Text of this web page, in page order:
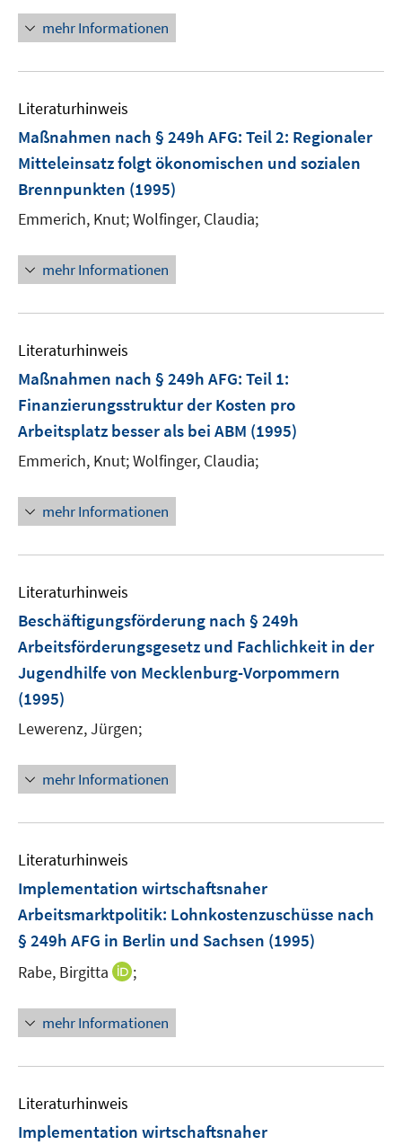
mehr Informationen
Literaturhinweis
Maßnahmen nach § 249h AFG: Teil 2: Regionaler
Mitteleinsatz folgt ökonomischen und sozialen
Brennpunkten (1995)
Emmerich, Knut;Wolfinger, Claudia;
mehr Informationen
Literaturhinweis
Maßnahmen nach § 249h AFG: Teil 1:
Finanzierungsstruktur der Kosten pro
Arbeitsplatz besser als bei ABM (1995)
Emmerich, Knut;Wolfinger, Claudia;
mehr Informationen
Literaturhinweis
Beschäftigungsförderung nach § 249h
Arbeitsförderungsgesetz und Fachlichkeit in der
Jugendhilfe von Mecklenburg-Vorpommern
(1995)
Lewerenz, Jürgen;
mehr Informationen
Literaturhinweis
Implementation wirtschaftsnaher
Arbeitsmarktpolitik: Lohnkostenzuschüsse nach
§ 249h AFG in Berlin und Sachsen (1995)
Rabe, Birgitta
I
n
e
;
mehr Informationen
Literaturhinweis
Implementation wirtschaftsnaher